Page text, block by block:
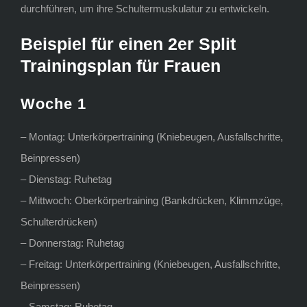
durchführen, um ihre Schultermuskulatur zu entwickeln.
Beispiel für einen 2er Split
Trainingsplan für Frauen
Woche 1
– Montag: Unterkörpertraining (Kniebeugen, Ausfallschritte,
Beinpressen)
– Dienstag: Ruhetag
– Mittwoch: Oberkörpertraining (Bankdrücken, Klimmzüge,
Schulterdrücken)
– Donnerstag: Ruhetag
– Freitag: Unterkörpertraining (Kniebeugen, Ausfallschritte,
Beinpressen)